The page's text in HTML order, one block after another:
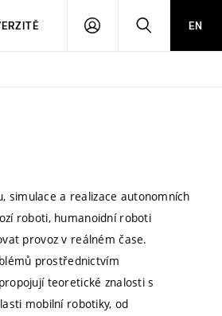
PŘIHLÁSIT HLEDATEN
simulace a realizace autonomních
roboti, humanoidní roboti
provoz v reálném čase.
prostřednictvím
teoretické znalosti s
mobilní robotiky, od